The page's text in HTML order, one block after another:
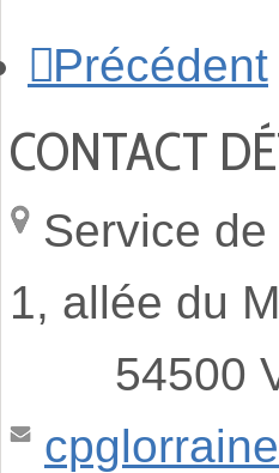
Précédent
CONTACT
Service
1, allée du
54500